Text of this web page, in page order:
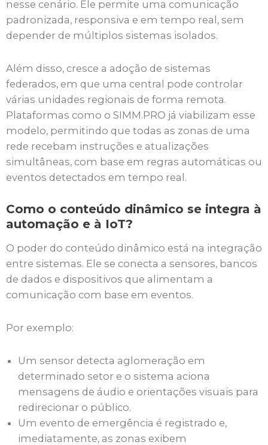
nesse cenário. Ele permite uma comunicação
padronizada, responsiva e em tempo real, sem
depender de múltiplos sistemas isolados.
Além disso, cresce a adoção de sistemas
federados, em que uma central pode controlar
várias unidades regionais de forma remota.
Plataformas como o SIMM.PRO já viabilizam esse
modelo, permitindo que todas as zonas de uma
rede recebam instruções e atualizações
simultâneas, com base em regras automáticas ou
eventos detectados em tempo real.
Como o conteúdo dinâmico se integra à
automação e à IoT?
O poder do conteúdo dinâmico está na integração
entre sistemas. Ele se conecta a sensores, bancos
de dados e dispositivos que alimentam a
comunicação com base em eventos.
Por exemplo:
Um sensor detecta aglomeração em
determinado setor e o sistema aciona
mensagens de áudio e orientações visuais para
redirecionar o público.
Um evento de emergência é registrado e,
imediatamente, as zonas exibem